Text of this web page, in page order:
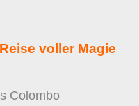
voller Magie
Colombo